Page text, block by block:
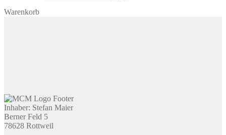
Warenkorb
Inhaber: Stefan Maier
Berner Feld 5
78628 Rottweil